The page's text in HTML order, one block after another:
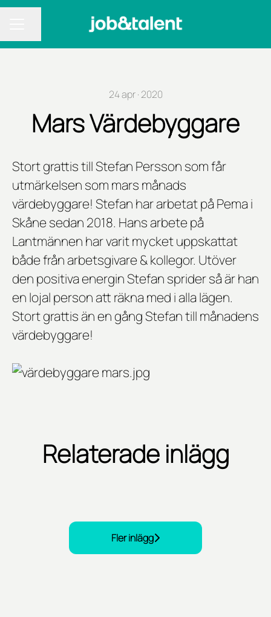
24 apr · 2020
Mars Värdebyggare
Stort grattis till Stefan Persson som får
utmärkelsen som mars månads
värdebyggare! Stefan har arbetat på Pema i
Skåne sedan 2018. Hans arbete på
Lantmännen har varit mycket uppskattat
både från arbetsgivare & kollegor. Utöver
den positiva energin Stefan sprider så är han
en lojal person att räkna med i alla lägen.
Stort grattis än en gång Stefan till månadens
värdebyggare!
Relaterade inlägg
Årets Värdebyggare är utsedd!
Fler inlägg